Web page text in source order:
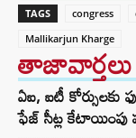
TAGS congress
Mallikarjun Kharge
తాజావార్తలు
ఏఐ, ఐటీ కోర్సులకు
ఫేజ్ సీట్ల కేటాయింపు